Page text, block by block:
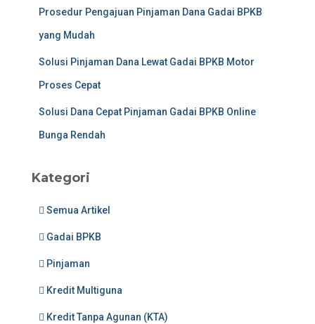
Prosedur Pengajuan Pinjaman Dana Gadai BPKB
yang Mudah
Solusi Pinjaman Dana Lewat Gadai BPKB Motor
Proses Cepat
Solusi Dana Cepat Pinjaman Gadai BPKB Online
Bunga Rendah
Kategori
Semua Artikel
Gadai BPKB
Pinjaman
Kredit Multiguna
Kredit Tanpa Agunan (KTA)